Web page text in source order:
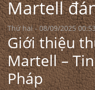
Martell
Thứ hai - 08/09/2025
Giới thiệu
Martell –
Pháp